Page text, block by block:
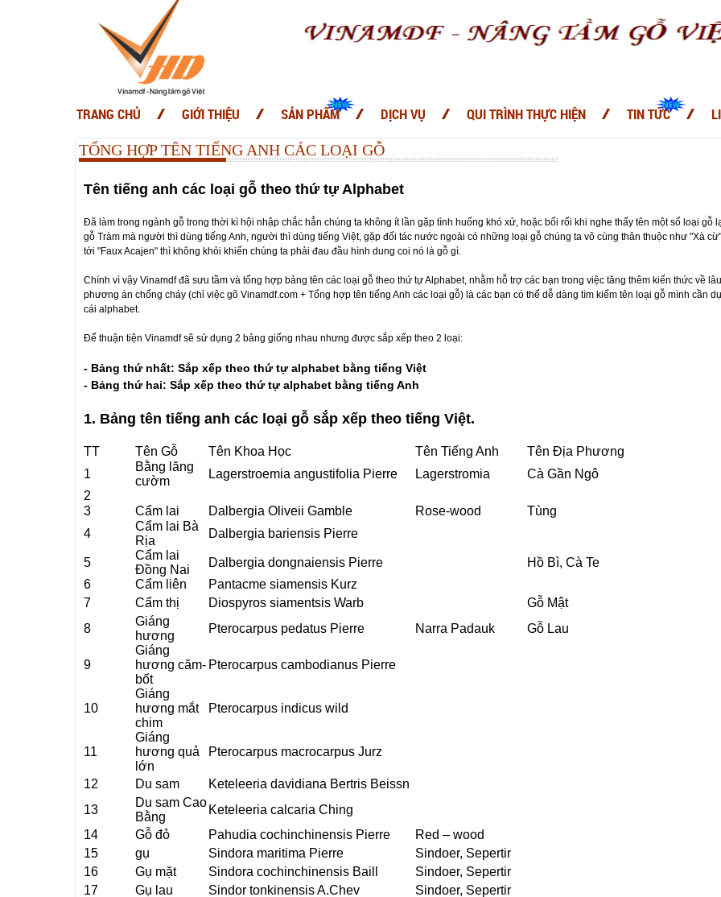
TRANG CHỦ GIỚI THIỆU SẢN PHẨM DỊCH VỤ QUI TRÌNH THỰC HIỆN TIN TỨC
TỔNG HỢP TÊN TIẾNG ANH CÁC LOẠI GỖ
Tên tiếng anh các loại gỗ theo thứ tự Alphabet
Đã làm trong ngành gỗ trong thời kì hội nhập chắc hẳn chúng ta không ít lần gặp tình huống khó xử, hoặc bối rối khi nghe thấy tên một số loại gỗ
gỗ Tràm mà người thì dùng tiếng Anh, người thì dùng tiếng Việt, gặp đối tác nước ngoài có những loại gỗ chúng ta vô cùng thân thuộc như "Xà
tới "Faux Acajen" thì không khỏi khiến chúng ta phải đau đầu hình dung coi nó là gỗ gì.
Chính vì vậy Vinamdf đã sưu tầm và tổng hợp bảng tên các loại gỗ theo thứ tự Alphabet, nhằm hỗ trợ các bạn trong việc tăng thêm kiến thức về
phương án chống cháy (chỉ việc gõ Vinamdf.com + Tổng hợp tên tiếng Anh các loại gỗ) là các bạn có thể dễ dàng tìm kiếm tên loại gỗ mình cần
cái alphabet.
Để thuận tiện Vinamdf sẽ sử dụng 2 bảng giống nhau nhưng được sắp xếp theo 2 loại:
- Bảng thứ nhất: Sắp xếp theo thứ tự alphabet bằng tiếng Việt
- Bảng thứ hai: Sắp xếp theo thứ tự alphabet bằng tiếng Anh
1. Bảng tên tiếng anh các loại gỗ sắp xếp theo tiếng Việt.
TT Tên Gỗ Tên Khoa Học Tên Tiếng Anh
Tên Địa Phương
1
Bằng lăng
cườm
Lagerstroemia angustifolia Pierre Lagerstromia
Cà Gần Ngô
2
3
Cẩm lai Dalbergia Oliveii Gamble Rose-wood
Tùng
4
Cẩm lai Bà
Rịa
Dalbergia bariensis Pierre
5
Cẩm lai
Đồng Nai
Dalbergia dongnaiensis Pierre
Hồ Bì, Cà Te
6
Cẩm liên
Pantacme siamensis Kurz
7
Cẩm thị Diospyros siamentsis Warb
Gỗ Mật
8
Giáng
hương
Pterocarpus pedatus Pierre Narra Padauk Gỗ Lau
9
Giáng
hương căm-
bốt
Pterocarpus cambodianus Pierre
10
Giáng
hương mắt
chim
Pterocarpus indicus wild
11
Giáng
hương quả
lớn
Pterocarpus macrocarpus Jurz
12 Du sam
Keteleeria davidiana Bertris Beissn
13
Du sam Cao
Bằng
Keteleeria calcaria Ching
14
Gỗ đỏ Pahudia cochinchinensis Pierre
Red – wood
15
gụ Sindora maritima Pierre
Sindoer, Sepertir
16
Gụ mặt Sindora cochinchinensis Baill
Sindoer, Sepertir
17
Gụ lau Sindor tonkinensis A.Chev
Sindoer, Sepertir